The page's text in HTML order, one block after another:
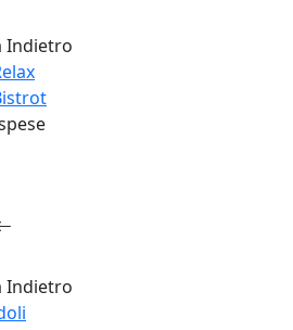
Indietro
Indietro